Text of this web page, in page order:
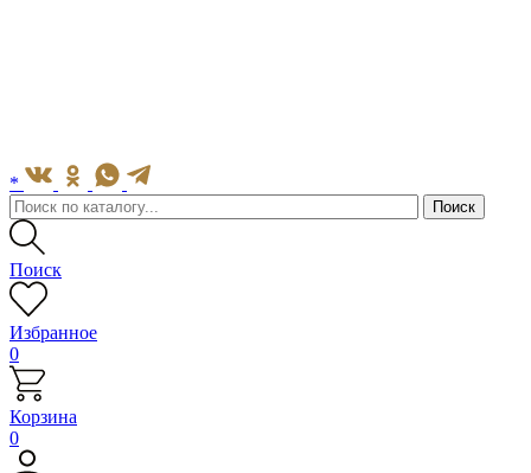
*
Поиск
Избранное
0
Корзина
0